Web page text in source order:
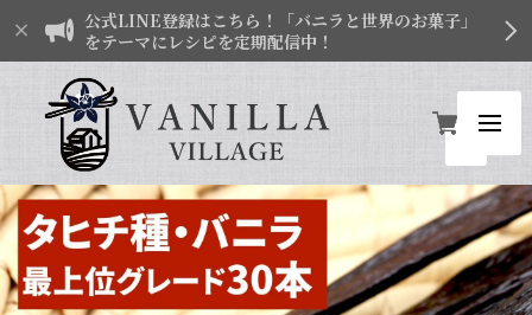
公式LINE登録はこちら！「バニラと世界のお菓子」
をテーマにレシピを定期配信中！